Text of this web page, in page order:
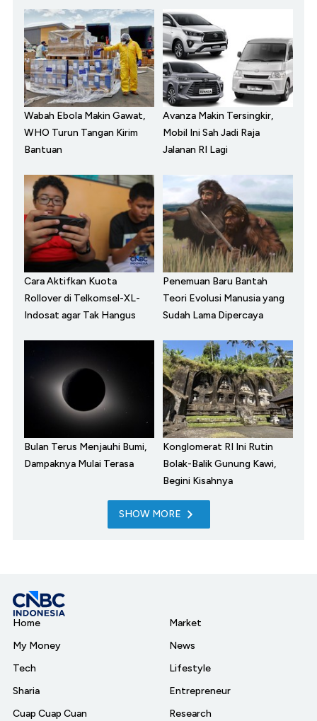
Wabah Ebola Makin Gawat,
WHO Turun Tangan Kirim
Bantuan
Avanza Makin Tersingkir,
Mobil Ini Sah Jadi Raja
Jalanan RI Lagi
Cara Aktifkan Kuota
Rollover di Telkomsel-XL-
Indosat agar Tak Hangus
Penemuan Baru Bantah
Teori Evolusi Manusia yang
Sudah Lama Dipercaya
Bulan Terus Menjauhi Bumi,
Dampaknya Mulai Terasa
Konglomerat RI Ini Rutin
Bolak-Balik Gunung Kawi,
Begini Kisahnya
SHOW MORE
Home
My Money
Tech
Sharia
Cuap Cuap Cuan
Market
News
Lifestyle
Entrepreneur
Research